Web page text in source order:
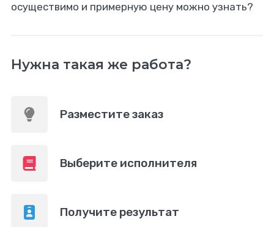
осуществимо и примерную цену можно узнать?
Нужна такая же работа?
Разместите заказ
Выберите исполнителя
Получите результат